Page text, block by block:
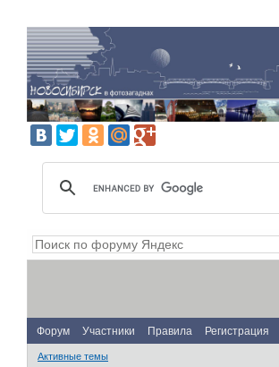
Форум Участники Правила Регистрация
Активные темы